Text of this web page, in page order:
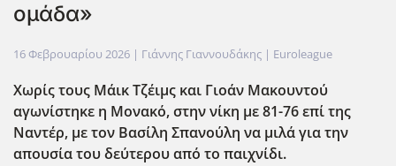
ομάδα»
16 Φεβρουαρίου 2026 | Γιάννης Γιαννουδάκης | Euroleague
Χωρίς τους Μάικ Τζέιμς και Γιοάν Μακουντού
αγωνίστηκε η Μονακό, στην νίκη με 81-76 επί της
Ναντέρ, με τον Βασίλη Σπανούλη να μιλά για την
απουσία του δεύτερου από το παιχνίδι.